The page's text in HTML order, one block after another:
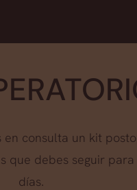
en consulta un kit
que debes seguir
días.